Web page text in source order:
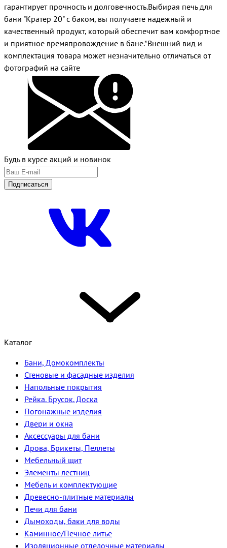
гарантирует прочность и долговечность.Выбирая печь для
бани "Кратер 20" с баком, вы получаете надежный и
качественный продукт, который обеспечит вам комфортное
и приятное времяпровождение в бане.*Внешний вид и
комплектация товара может незначительно отличаться от
фотографий на сайте
Будь в курсе акций и новинок
Подписаться
Каталог
Бани, Домокомплекты
Стеновые и фасадные изделия
Напольные покрытия
Рейка. Брусок. Доска
Погонажные изделия
Двери и окна
Аксессуары для бани
Дрова, Брикеты, Пеллеты
Мебельный щит
Элементы лестниц
Мебель и комплектующие
Древесно-плитные материалы
Печи для бани
Дымоходы, баки для воды
Каминное/Печное литье
Изоляционные отделочные материалы